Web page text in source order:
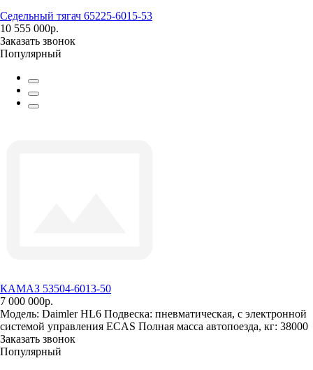
Седельный тягач 65225-6015-53
10 555 000р.
Заказать звонок
Популярный
КАМАЗ 53504-6013-50
7 000 000р.
Модель: Daimler HL6 Подвеска: пневматическая, с электронной
системой управления ECAS Полная масса автопоезда, кг: 38000
Заказать звонок
Популярный